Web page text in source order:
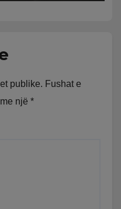
publike. Fushat e
një *